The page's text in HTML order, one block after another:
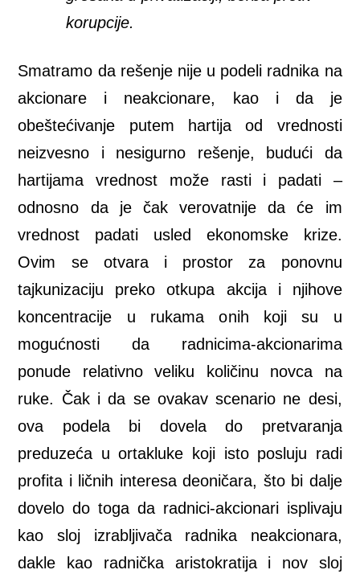
korupcije.
Smatramo da rešenje nije u podeli radnika na
akcionare i neakcionare, kao i da je
obeštećivanje putem hartija od vrednosti
neizvesno i nesigurno rešenje, budući da
hartijama vrednost može rasti i padati –
odnosno da je čak verovatnije da će im
vrednost padati usled ekonomske krize.
Ovim se otvara i prostor za ponovnu
tajkunizaciju preko otkupa akcija i njihove
koncentracije u rukama onih koji su u
mogućnosti da radnicima-akcionarima
ponude relativno veliku količinu novca na
ruke. Čak i da se ovakav scenario ne desi,
ova podela bi dovela do pretvaranja
preduzeća u ortakluke koji isto posluju radi
profita i ličnih interesa deoničara, što bi dalje
dovelo do toga da radnici-akcionari isplivaju
kao sloj izrabljivača radnika neakcionara,
dakle kao radnička aristokratija i nov sloj